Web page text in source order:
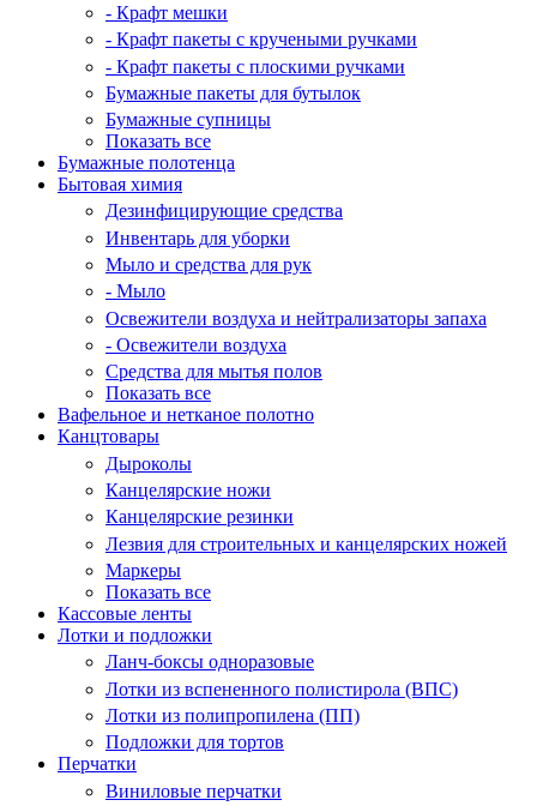
- Крафт мешки
- Крафт пакеты с кручеными ручками
- Крафт пакеты с плоскими ручками
Бумажные пакеты для бутылок
Бумажные супницы
Показать все
Бумажные полотенца
Бытовая химия
Дезинфицирующие средства
Инвентарь для уборки
Мыло и средства для рук
- Мыло
Освежители воздуха и нейтрализаторы запаха
- Освежители воздуха
Средства для мытья полов
Показать все
Вафельное и нетканое полотно
Канцтовары
Дыроколы
Канцелярские ножи
Канцелярские резинки
Лезвия для строительных и канцелярских ножей
Маркеры
Показать все
Кассовые ленты
Лотки и подложки
Ланч-боксы одноразовые
Лотки из вспененного полистирола (ВПС)
Лотки из полипропилена (ПП)
Подложки для тортов
Перчатки
Виниловые перчатки